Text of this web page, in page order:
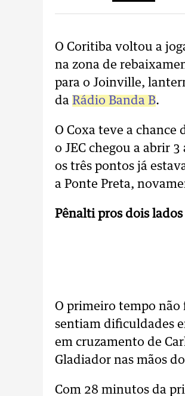
O Coritiba voltou a
na zona de
para o Joinville,
da Rádio Banda B.
O Coxa teve a chance
o JEC chegou a abrir
os três pontos já
a Ponte Preta,
Pênalti pros dois lados
O primeiro tempo não
sentiam dificuldades
em cruzamento de
Gladiador nas mãos
Com 28 minutos da